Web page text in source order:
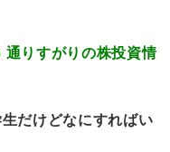
りすがりの株投資情
だけどなにすればい